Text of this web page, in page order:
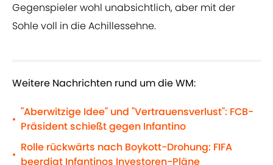
Gegenspieler wohl unabsichtlich, aber mit der
Sohle voll in die Achillessehne.
Weitere Nachrichten rund um die WM:
•
"Aberwitzige Idee" und "Vertrauensverlust": FCB-
Präsident schießt gegen Infantino
•
Rolle rückwärts nach Boykott-Drohung: FIFA
beerdigt Infantinos Investoren-Pläne